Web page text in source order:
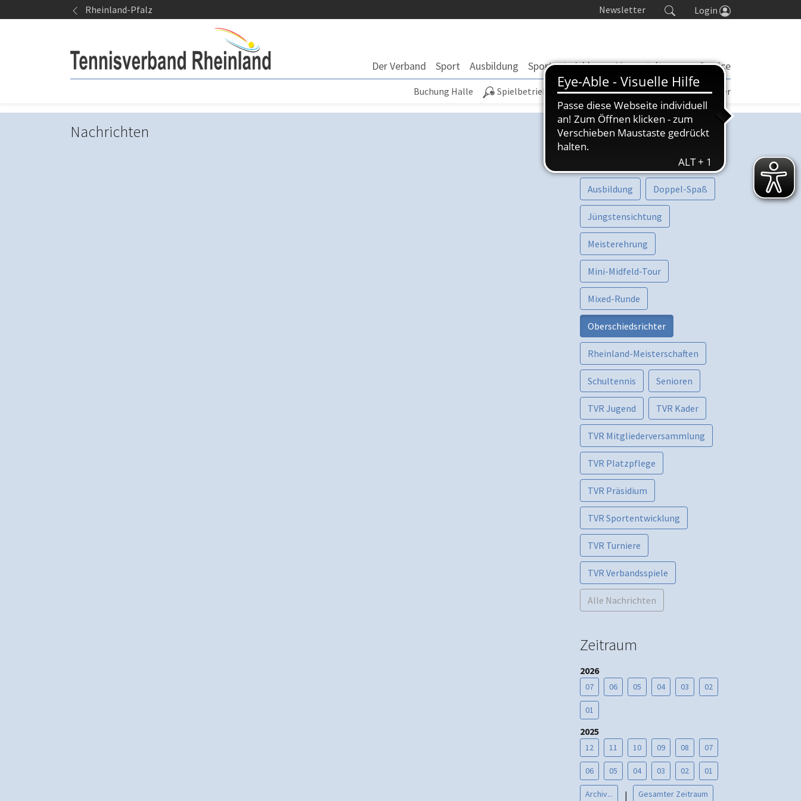
Springe zum SeiteninhaltRheinland-Pfalz Newsletter Login
Der Verband Sport Ausbildung Sportentwicklung Veranstaltungen Service
Buchung Halle Spielbetrieb | TORP Turniere Seminarkalender
Nachrichten Kategorien
Ausbildung Doppel-Spaß
Jüngstensichtung
Meisterehrung
Mini-Midfeld-Tour
Mixed-Runde
Oberschiedsrichter
Rheinland-Meisterschaften
Schultennis Senioren
TVR Jugend TVR Kader
TVR Mitgliederversammlung
TVR Platzpflege
TVR Präsidium
TVR Sportentwicklung
TVR Turniere
TVR Verbandsspiele
Alle Nachrichten
Zeitraum
2026
07 06 05 04 03 02
01
2025
12 11 10 09 08 07
06 05 04 03 02 01
Archiv... | Gesamter Zeitraum